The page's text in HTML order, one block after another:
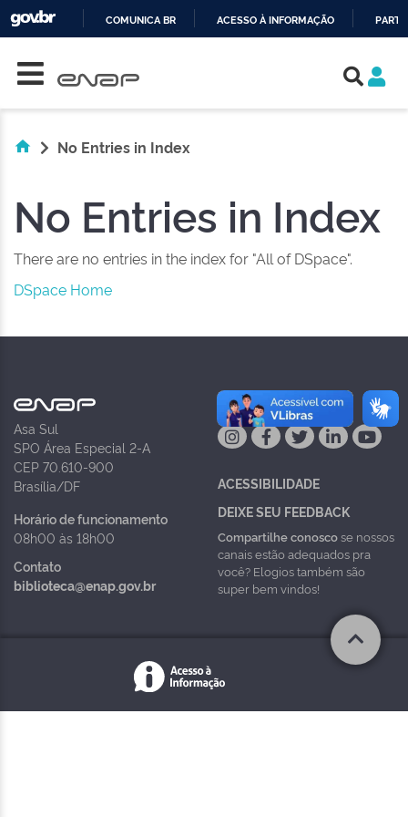
COMUNICA BR ACESSO À INFORMAÇÃO
No Entries in Index
No Entries in Index
There are no entries in the index for "All of DSpace".
DSpace Home
Asa Sul
SPO Área Especial 2-A
CEP 70.610-900
Brasília/DF
Horário de funcionamento
08h00 às 18h00
Contato
biblioteca@enap.gov.br
NAS REDES
ACESSIBILIDADE
DEIXE SEU FEEDBACK
Compartilhe conoscose nossos
canais estão adequados pra
você? Elogios também são
super bem vindos!